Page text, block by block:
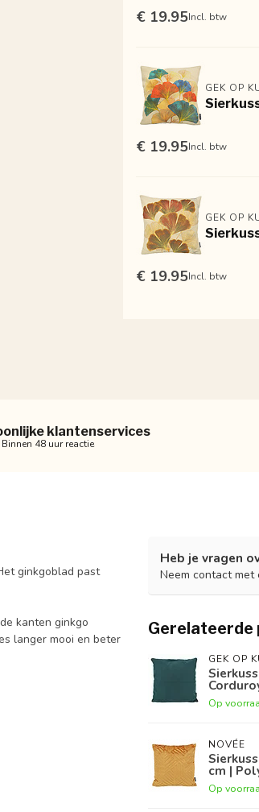
€ 19.95Incl. btw
GEK OP
€ 19.95Incl. btw
GEK OP
€ 19.95Incl. btw
klantenservices
Binnen 48 uur reactie
ginkgoblad past
kanten ginkgo
langer mooi en beter
Heb je vragen
Neem contact met
Gerelateerde
GEK OP
Op
NOVÉE
cm |
Op